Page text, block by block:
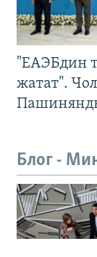
"ЕАЭБдин
жатат".
Блог -